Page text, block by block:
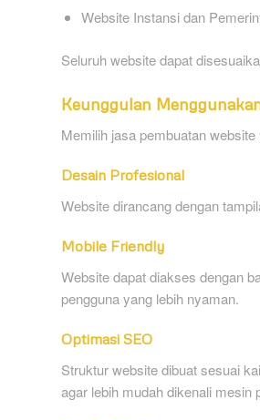
Website Instansi dan
Seluruh website dapat
Keunggulan
Memilih jasa pembuatan
Desain Profesional
Website dirancang dengan
Mobile Friendly
Website dapat diakses dengan
pengguna yang lebih nyaman.
Optimasi SEO
Struktur website dibuat sesuai
agar lebih mudah dikenali mesin